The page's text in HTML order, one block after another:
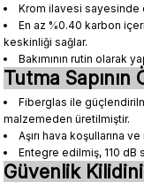
Krom ilavesi sayesinde
En az %0.40 karbon
keskinliği sağlar.
Bakımının rutin olarak
Tutma Sapının
Fiberglas ile
malzemeden üretilmiştir.
Aşırı hava koşullarına
Entegre edilmiş, 110 dB
Güvenlik